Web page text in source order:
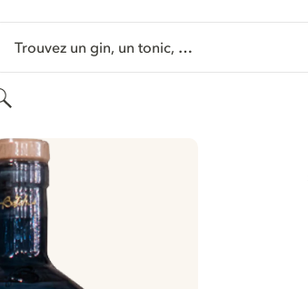
Trouvez un gin, un tonic, …
Rechercher